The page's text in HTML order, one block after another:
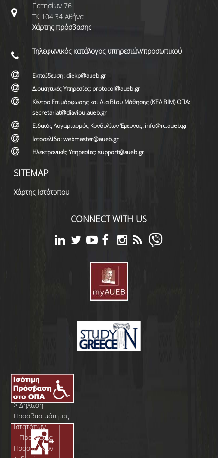
Πατησίων 76
ΤΚ 104 34 Αθήνα
Χάρτης πρόσβασης
Τηλεφωνικός κατάλογος υπηρεσιών/προσωπικού
Εκπαίδευση: diekp@aueb.gr
Διοικητικές Υπηρεσίες: protocol@aueb.gr
Κέντρο Επιμόρφωσης και Δια Βίου Μάθησης (ΚΕΔΙΒΙΜ) ΟΠΑ:
secretariat@diaviou.aueb.gr
Ειδικός Λογαριασμός Κονδυλίων Έρευνας: info@rc.aueb.gr
Ιστοσελίδα: webmaster@aueb.gr
Ηλεκτρονικές Υπηρεσίες: support@aueb.gr
SITEMAP
Χάρτης Ιστότοπου
CONNECT WITH US
>Δήλωση
Προσβασιμότητας
Ιστοτόπων
Προστασία
Προσωπικών